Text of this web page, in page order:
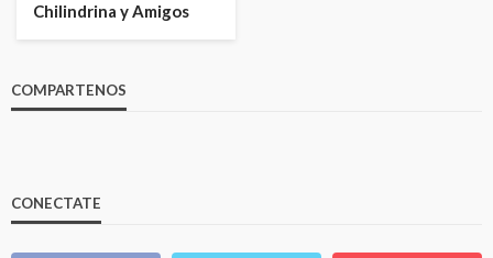
Chilindrina y Amigos
COMPARTENOS
CONECTATE